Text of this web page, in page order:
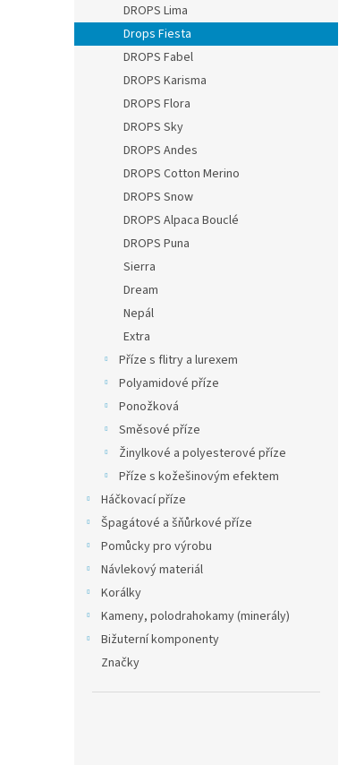
DROPS Lima
Drops Fiesta
DROPS Fabel
DROPS Karisma
DROPS Flora
DROPS Sky
DROPS Andes
DROPS Cotton Merino
DROPS Snow
DROPS Alpaca Bouclé
DROPS Puna
Sierra
Dream
Nepál
Extra
Příze s flitry a lurexem
Polyamidové příze
Ponožková
Směsové příze
Žinylkové a polyesterové příze
Příze s kožešinovým efektem
Háčkovací příze
Špagátové a šňůrkové příze
Pomůcky pro výrobu
Návlekový materiál
Korálky
Kameny, polodrahokamy (minerály)
Bižuterní komponenty
Značky